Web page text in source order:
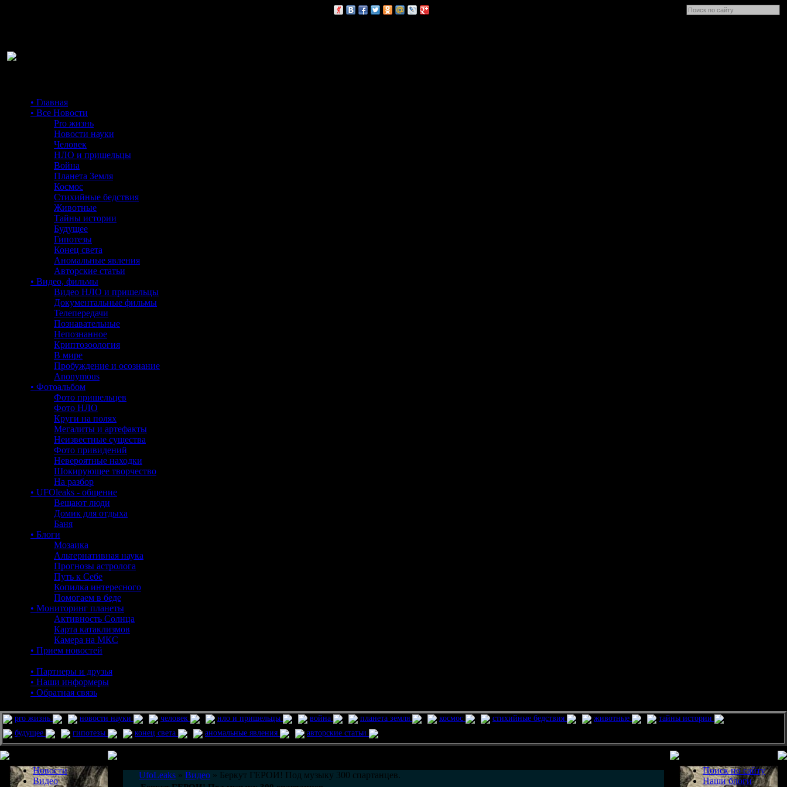
• Главная
• Все Новости
Pro жизнь
Новости науки
Человек
НЛО и пришельцы
Война
Планета Земля
Космос
Стихийные бедствия
Животные
Тайны истории
Будущее
Гипотезы
Конец света
Аномальные явления
Авторские статьи
• Видео, фильмы
Видео НЛО и пришельцы
Документальные фильмы
Телепередачи
Познавательные
Непознанное
Криптозоология
В мире
Пробуждение и осознание
Anonymous
• Фотоальбом
Фото пришельцев
Фото НЛО
Круги на полях
Мегалиты и артефакты
Неизвестные существа
Фото привидений
Невероятные находки
Шокирующее творчество
На разбор
• UFOleaks - общение
Вещают люди
Домик для отдыха
Баня
• Блоги
Мозаика
Альтернативная наука
Прогнозы астролога
Путь к Себе
Копилка интересного
Помогаем в беде
• Мониторинг планеты
Активность Солнца
Карта катаклизмов
Камера на МКС
• Прием новостей
• Партнеры и друзья
• Наши информеры
• Обратная связь
pro жизнь новости науки человек нло и пришельцы война планета земля космос стихийные бедствия животные
тайны истории
будущее
гипотезы конец света аномальные явления авторские статьи
Новости
Видео
UfoLeaks » Видео » Беркут ГЕРОИ! Под музыку 300 спартанцев.
Поиск по сайту
Наши блоги